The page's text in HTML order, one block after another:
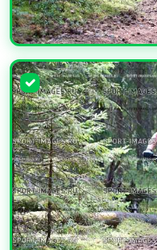
УВЕЛИЧИТЬ